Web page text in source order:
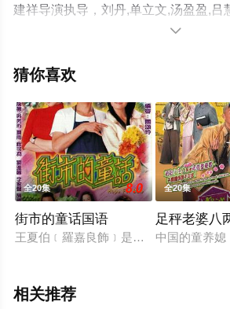
建祥导演执导，刘丹,单立文,汤盈盈,吕
苏韵姿,周嘉洛,陈浚霆,吴伟豪等明星精
电影网，更多相关信息可移步至豆瓣电

猜你喜欢
全20集 8.0
街市的童话国语
王夏伯﹝羅嘉良飾﹞是菜販王二仔﹝夏
全20集
足秤老婆八
中国的童养
相关推荐